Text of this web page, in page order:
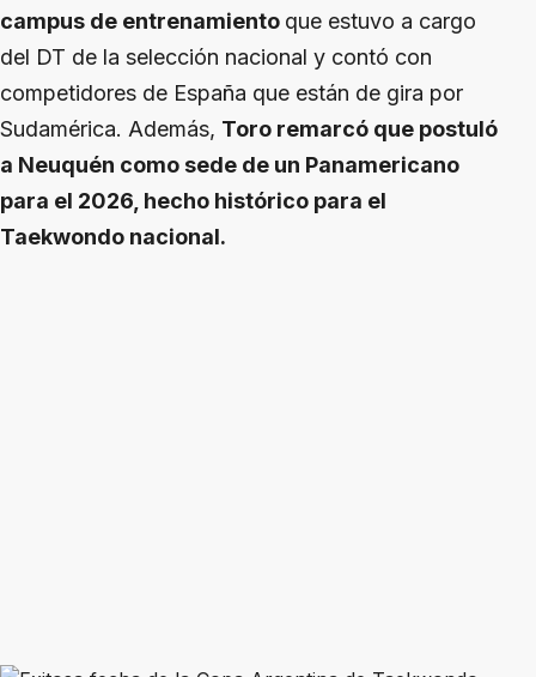
campus de entrenamiento que estuvo a cargo
del DT de la selección nacional y contó con
competidores de España que están de gira por
Sudamérica. Además, Toro remarcó que postuló
a Neuquén como sede de un Panamericano
para el 2026, hecho histórico para el
Taekwondo nacional.